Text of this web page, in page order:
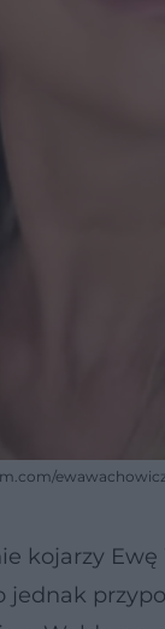
kojarzy